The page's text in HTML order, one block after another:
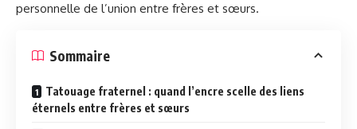
personnelle de l’union entre frères et sœurs.
Sommaire
Tatouage fraternel : quand l’encre scelle des liens
éternels entre frères et sœurs